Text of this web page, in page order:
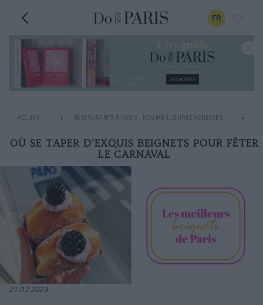
FR
ACCUEIL RESTAURANTS À PARIS : NOS MEILLEURES ADRESSES
OÙ SE TAPER D’EXQUIS BEIGNETS POUR FÊTER
LE CARNAVAL
21.02.2023